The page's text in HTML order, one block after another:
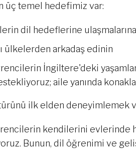
üç temel hedefimiz var:
dil hedeflerine
ülkelerden arkadaş edinin
İngiltere'deki
aile yanında
ilk elden
kendilerini
Bunun, dil öğrenimi ve